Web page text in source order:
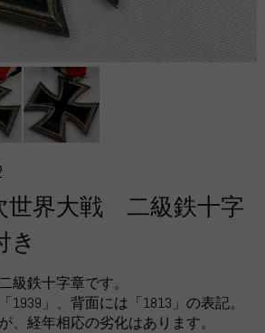
界大戦 二級鉄十字
級鉄十字章です。
1939」、背面には「1813」の表記。
、経年相応の劣化はあります。